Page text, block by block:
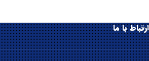
ارتباط با ما